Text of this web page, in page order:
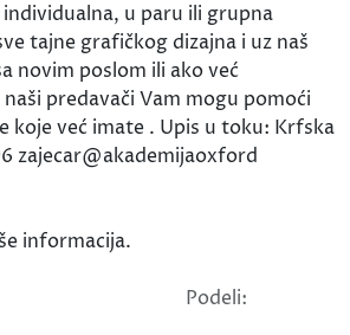
u paru ili grupna
tajne grafičkog dizajna i uz naš
novim poslom ili ako već
predavači Vam mogu pomoći
koje već imate . Upis u toku: Krfska
zajecar@akademijaoxford
informacija.
Podeli: